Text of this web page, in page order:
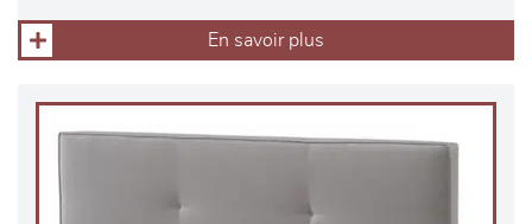
En savoir plus